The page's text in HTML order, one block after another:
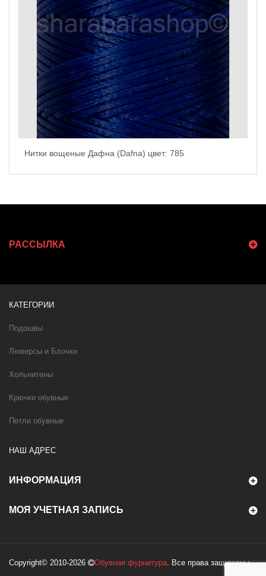
Нитки вощеные Дафна (Dafna) цвет: 785
РАССЫЛКА
КАТЕГОРИИ
Подошвы
Люверсы и Блочки
Хольнитены
Крючки обувные
Петли обувные
НАШ АДРЕС
ИНФОРМАЦИЯ
МОЯ УЧЕТНАЯ ЗАПИСЬ
Copyright© 2010-2026 Обувная фурнитура. Все права защищены